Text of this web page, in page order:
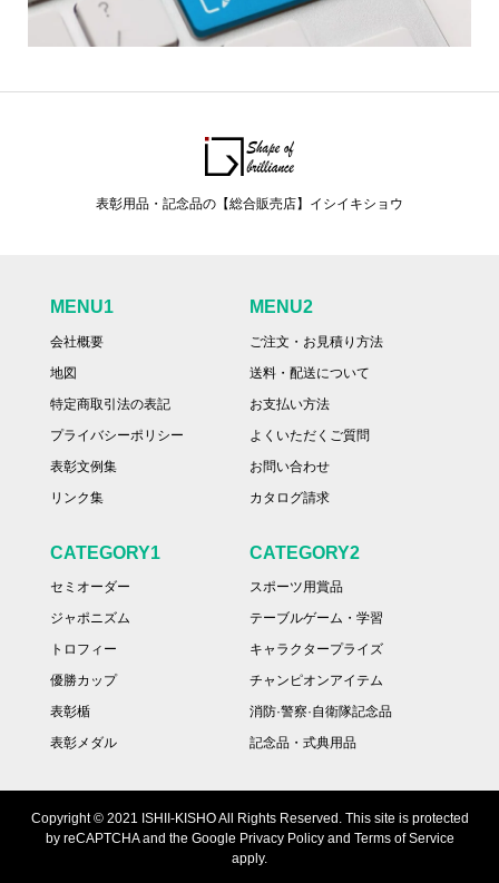
表彰用品・記念品の【総合販売店】イシイキショウ
MENU1
会社概要
地図
特定商取引法の表記
プライバシーポリシー
表彰文例集
リンク集
MENU2
ご注文・お見積り方法
送料・配送について
お支払い方法
よくいただくご質問
お問い合わせ
カタログ請求
CATEGORY1
セミオーダー
ジャポニズム
トロフィー
優勝カップ
表彰楯
表彰メダル
CATEGORY2
スポーツ用賞品
テーブルゲーム・学習
キャラクタープライズ
チャンピオンアイテム
消防·警察·自衛隊記念品
記念品・式典用品
Copyright © 2021 ISHII-KISHO All Rights Reserved. This site is protected
by reCAPTCHA and the Google Privacy Policy and Terms of Service
apply.